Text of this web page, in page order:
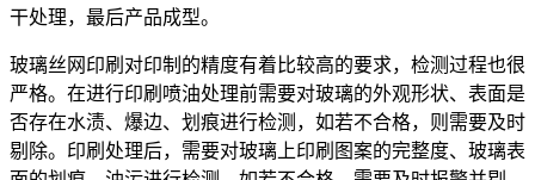
干处理，最后产品成型。
玻璃丝网印刷对印制的精度有着比较高的要求，检测过程也很
严格。在进行印刷喷油处理前需要对玻璃的外观形状、表面是
否存在水渍、爆边、划痕进行检测，如若不合格，则需要及时
剔除。印刷处理后，需要对玻璃上印刷图案的完整度、玻璃表